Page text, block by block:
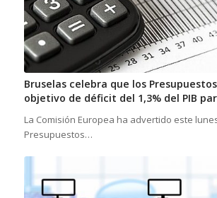
Bruselas celebra que los
objetivo de déficit del 1,3% del PIB
La Comisión Europea ha advertido este
Presupuestos…